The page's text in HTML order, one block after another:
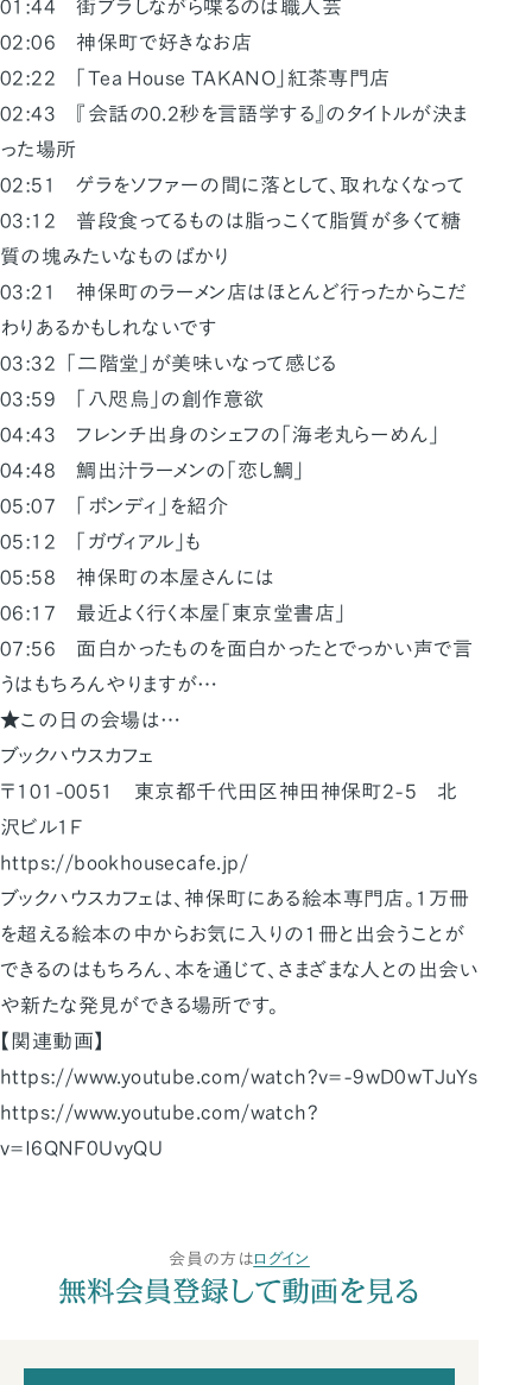
01:44 街ブラしながら喋るのは職人芸
02:06 神保町で好きなお店
02:22 「Tea House TAKANO」紅茶専門店
02:43 『会話の0.2秒を言語学する』のタイトルが決ま
った場所
02:51 ゲラをソファーの間に落として、取れなくなって
03:12 普段食ってるものは脂っこくて脂質が多くて糖
質の塊みたいなものばかり
03:21 神保町のラーメン店はほとんど行ったからこだ
わりあるかもしれないです
03:32 「二階堂」が美味いなって感じる
03:59 「八咫烏」の創作意欲
04:43 フレンチ出身のシェフの「海老丸らーめん」
04:48 鯛出汁ラーメンの「恋し鯛」
05:07 「ボンディ」を紹介
05:12 「ガヴィアル」も
05:58 神保町の本屋さんには
06:17 最近よく行く本屋「東京堂書店」
07:56 面白かったものを面白かったとでっかい声で言
うはもちろんやりますが…
★この日の会場は…
ブックハウスカフェ
〒101-0051 東京都千代田区神田神保町2-5 北
沢ビル1F
https://bookhousecafe.jp/
ブックハウスカフェは、神保町にある絵本専門店。1万冊
を超える絵本の中からお気に入りの１冊と出会うことが
できるのはもちろん、本を通じて、さまざまな人との出会い
や新たな発見ができる場所です。
【関連動画】
https://www.youtube.com/watch?v=-9wD0wTJuYs
https://www.youtube.com/watch?
v=I6QNF0UvyQU
会員の方はログイン
無料会員登録して動画を見る